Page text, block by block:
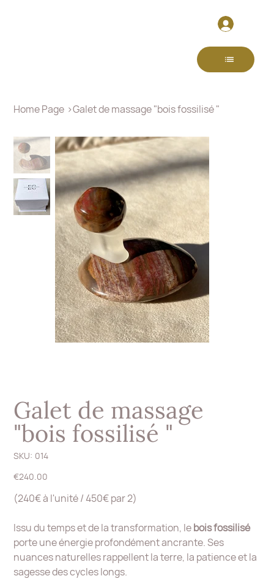
Home Page >Galet de massage "bois fossilisé "
Galet de massage
"bois fossilisé "
SKU: SKU
014
014
Price
€240.00
(240€ à l'unité / 450€ par 2)
Issu du temps et de la transformation, lebois fossilisé
porte une énergie profondément ancrante. Ses
nuances naturelles rappellent la terre, la patience et la
sagesse des cycles longs.